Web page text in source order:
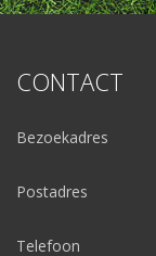
CONTACT
Bezoekadres
Postadres
Telefoon